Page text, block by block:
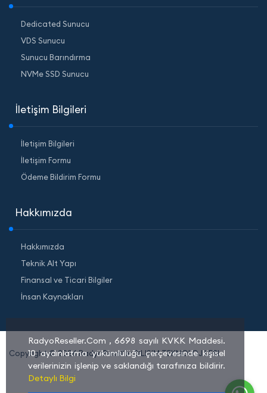
Dedicated Sunucu
VDS Sunucu
Sunucu Barındırma
NVMe SSD Sunucu
İletişim Bilgileri
İletişim Bilgileri
İletişim Formu
Ödeme Bildirim Formu
Hakkımızda
Hakkımızda
Teknik Alt Yapı
Finansal ve Ticari Bilgiler
İnsan Kaynakları
Copyright © 2026 RadyoReseller BILISIM TEKNOLOJILERI
RadyoReseller.Com , 6698 sayılı KVKK Maddesi.
10 aydınlatma yükümlülüğü çerçevesinde kişisel
verilerinizin işlenip ve saklandığı tarafınıza bildirir.
Detaylı Bilgi